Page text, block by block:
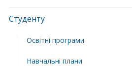
Студенту
Освітні програми
Навчальні плани